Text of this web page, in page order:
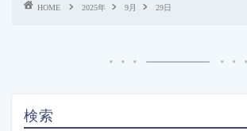
HOME 2025年 9月 29日
検索